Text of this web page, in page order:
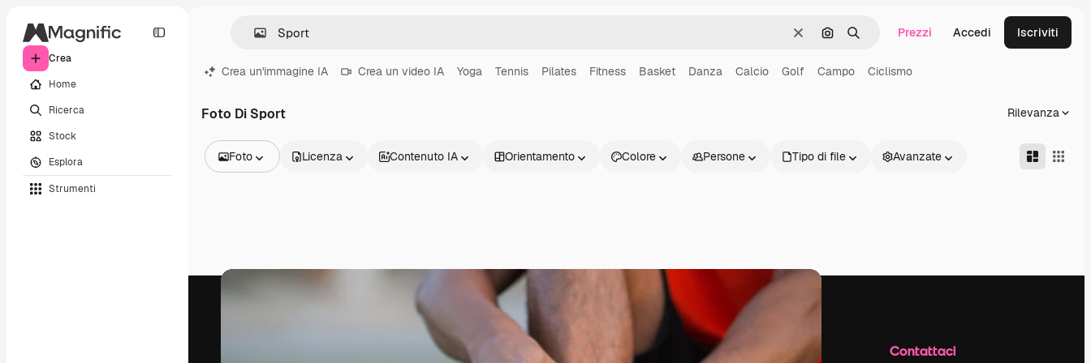
Crea
Home
Ricerca
Stock
Esplora
Strumenti
CancellaCerca per immagine
Ricerca Prezzi Accedi Iscriviti
Crea un'immagine IA Crea un video IA Yoga Tennis Pilates Fitness Basket Danza Calcio Golf Campo Ciclismo
Foto Di Sport Rilevanza
Foto
Video
Clip video
Licenza Contenuto IA Orientamento Colore Persone Tipo di file Avanzate
Prodotti Inizia Azienda Contattaci